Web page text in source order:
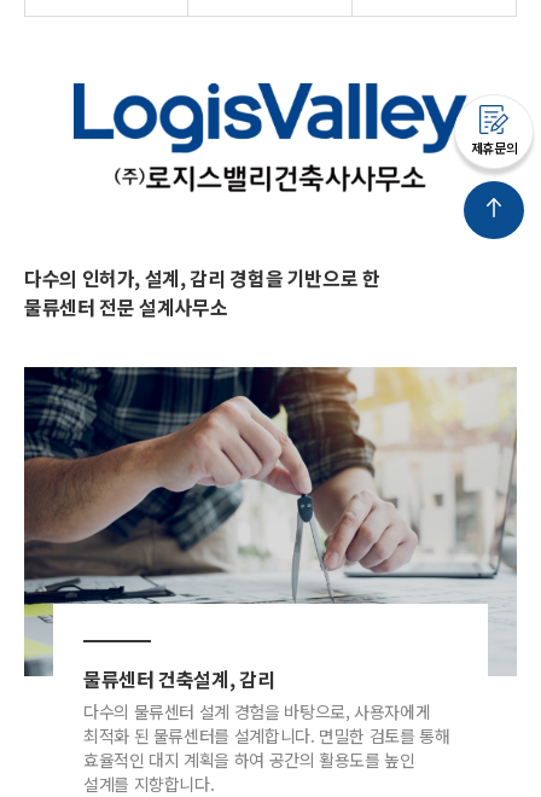
제휴문의
다수의 인허가, 설계, 감리 경험을 기반으로 한
물류센터 전문 설계사무소
물류센터 건축설계, 감리
다수의 물류센터 설계 경험을 바탕으로, 사용자에게
최적화 된 물류센터를 설계합니다. 면밀한 검토를 통해
효율적인 대지 계획을 하여 공간의 활용도를 높인
설계를 지향합니다.